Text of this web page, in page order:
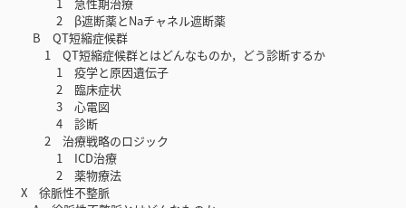
2 β遮断薬とNaチャネル遮断薬
B QT短縮症候群
1 QT短縮症候群とはどんなものか，どう診断するか
1 疫学と原因遺伝子
2 臨床症状
3 心電図
4 診断
2 治療戦略のロジック
1 ICD治療
2 薬物療法
X 徐脈性不整脈